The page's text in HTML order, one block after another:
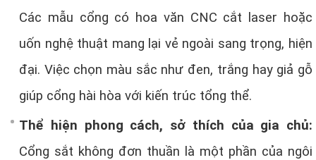
Các mẫu cổng có hoa văn CNC cắt laser hoặc
uốn nghệ thuật mang lại vẻ ngoài sang trọng, hiện
đại. Việc chọn màu sắc như đen, trắng hay giả gỗ
giúp cổng hài hòa với kiến trúc tổng thể.
Thể hiện phong cách, sở thích của gia chủ:
Cổng sắt không đơn thuần là một phần của ngôi